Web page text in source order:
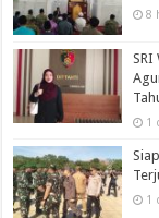
8
SRI
1
1